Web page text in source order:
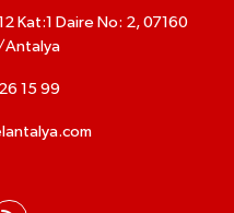
Kat:1 Daire No: 2, 07160
15 99